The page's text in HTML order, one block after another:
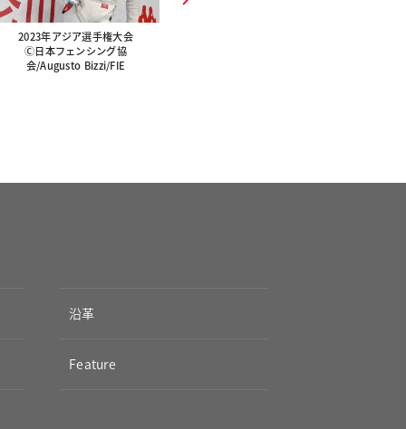
2023年アジア選手権大会
Ⓒ日本フェンシング協
会/Augusto Bizzi/FIE
沿革
Feature